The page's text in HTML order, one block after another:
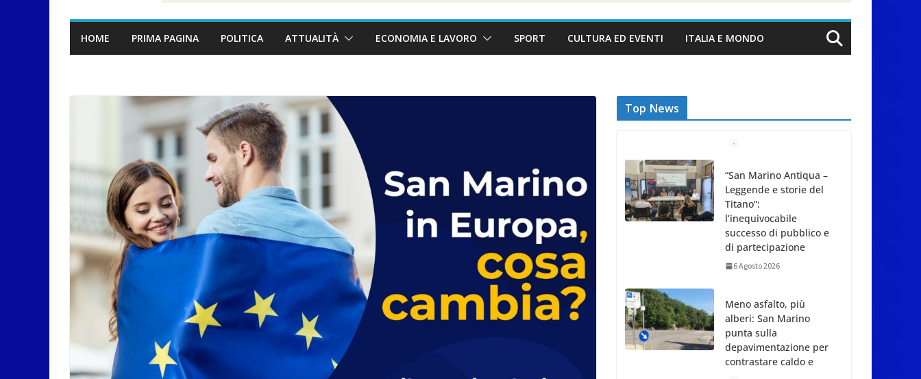
HOME PRIMA PAGINA POLITICA ATTUALITÀ ECONOMIA E LAVORO SPORT CULTURA ED EVENTI ITALIA E MONDO
Top News
“San Marino Antiqua –
Leggende e storie del
Titano”:
l’inequivocabile
successo di pubblico e
di partecipazione
6 Agosto 2026
Meno asfalto, più
alberi: San Marino
punta sulla
depavimentazione per
contrastare caldo e